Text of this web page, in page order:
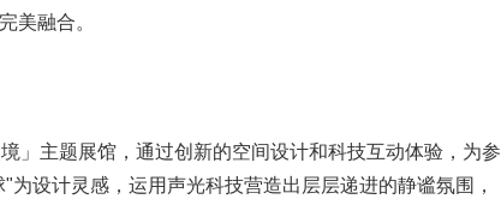
美融合。
」主题展馆，通过创新的空间设计和科技互动体验，为参
设计灵感，运用声光科技营造出层层递进的静谧氛围，